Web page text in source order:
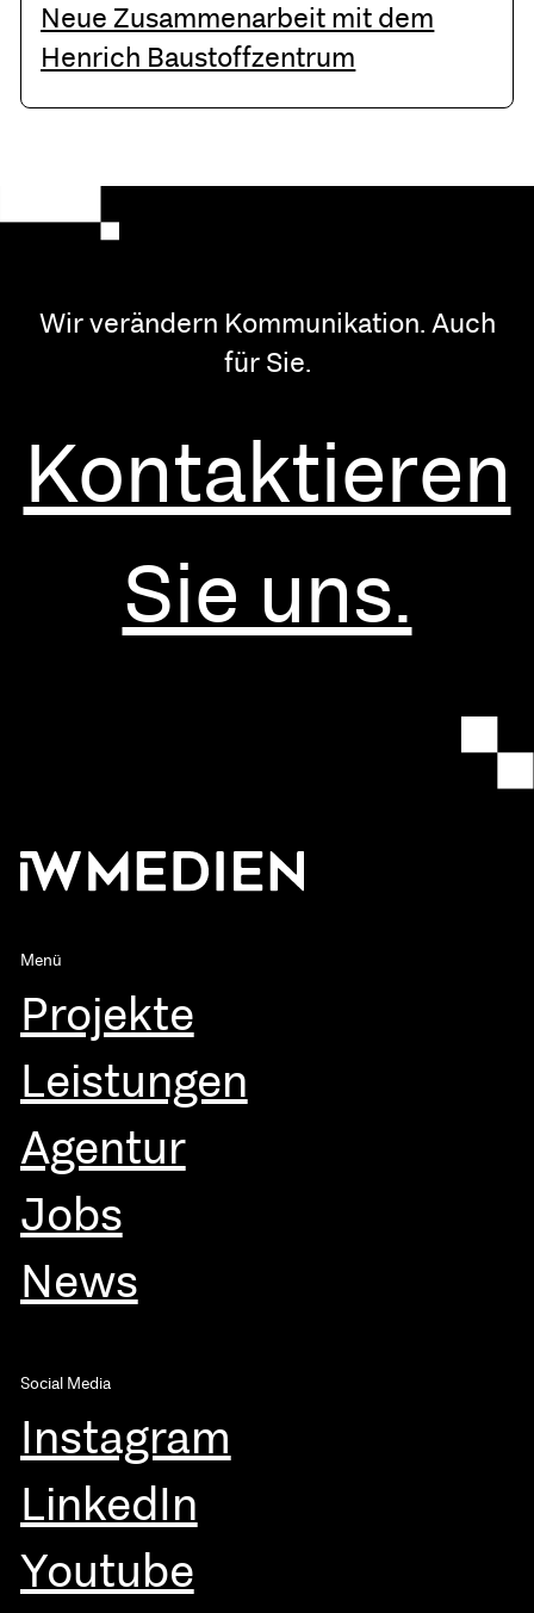
Neue Zusammenarbeit mit dem
Henrich Baustoffzentrum
Wir verändern Kommunikation. Auch
für Sie.
Kontaktieren
Sie uns.
Menü
Projekte
Leistungen
Agentur
Jobs
News
Social Media
Instagram
LinkedIn
Youtube